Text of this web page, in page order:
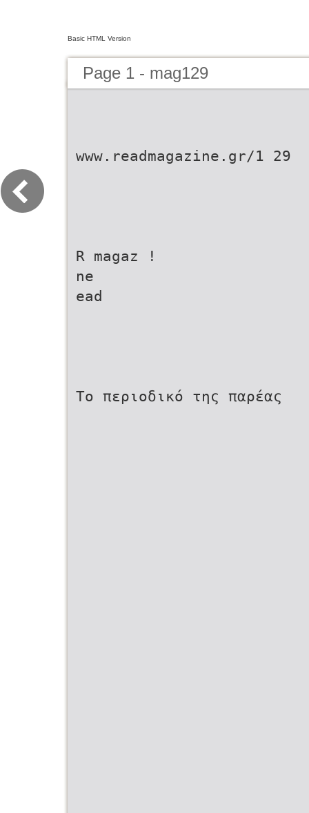
Basic HTML Version
Page 1 - mag129
www.readmagazine.gr/1 29
R magaz !
ne
ead
Το περιοδικό της παρέας